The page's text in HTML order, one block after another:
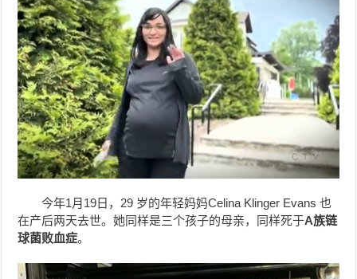
今年1月19日，29 岁的年轻妈妈Celina Klinger Evans 也
在产后两天去世。她同样是三个孩子的母亲，同样死于A族链
球菌败血症。